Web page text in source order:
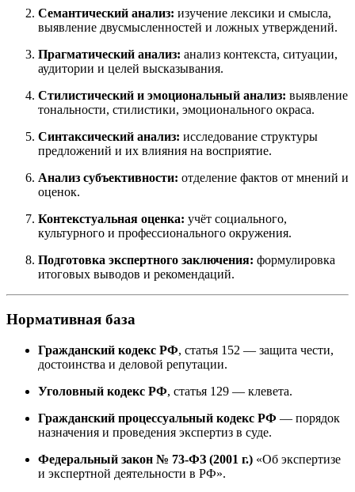
Семантический анализ: изучение лексики и смысла,
выявление двусмысленностей и ложных утверждений.
Прагматический анализ: анализ контекста, ситуации,
аудитории и целей высказывания.
Стилистический и эмоциональный анализ: выявление
тональности, стилистики, эмоционального окраса.
Синтаксический анализ: исследование структуры
предложений и их влияния на восприятие.
Анализ субъективности: отделение фактов от мнений и
оценок.
Контекстуальная оценка: учёт социального,
культурного и профессионального окружения.
Подготовка экспертного заключения: формулировка
итоговых выводов и рекомендаций.
Нормативная база
Гражданский кодекс РФ, статья 152 — защита чести,
достоинства и деловой репутации.
Уголовный кодекс РФ, статья 129 — клевета.
Гражданский процессуальный кодекс РФ — порядок
назначения и проведения экспертиз в суде.
Федеральный закон № 73-ФЗ (2001 г.) «Об экспертизе
и экспертной деятельности в РФ».